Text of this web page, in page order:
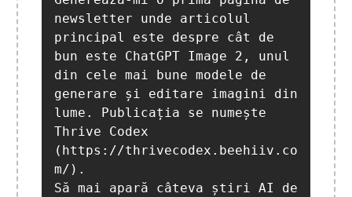
newsletter unde articolul
principal este despre cât de
bun este ChatGPT Image 2, unul
din cele mai bune modele de
generare și editare imagini din
lume. Publicația se numește
Thrive Codex
(https://thrivecodex.beehiiv.co
m/).
Să mai apară câteva știri AI de